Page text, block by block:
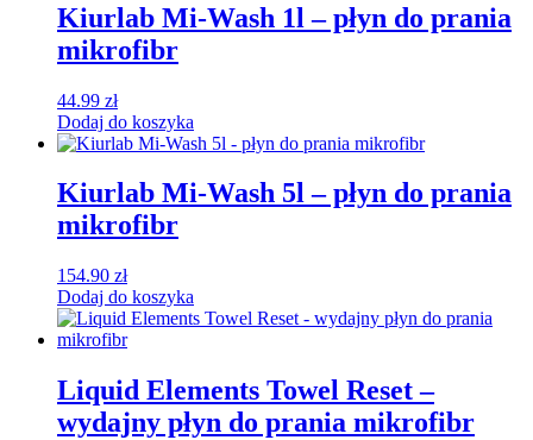
Kiurlab Mi-Wash 1l – płyn do prania
mikrofibr
44.99 zł
Dodaj do koszyka
Kiurlab Mi-Wash 5l – płyn do prania
mikrofibr
154.90 zł
Dodaj do koszyka
Liquid Elements Towel Reset –
wydajny płyn do prania mikrofibr